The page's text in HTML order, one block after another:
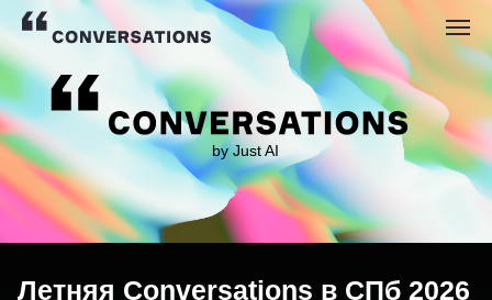
by Just AI
трансляции и файлам презентаций обоих дней (25
Летняя Conversations в СПб 2026
завершена!